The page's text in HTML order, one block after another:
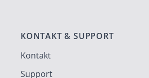
KONTAKT & SUPPORT
Kontakt
Support